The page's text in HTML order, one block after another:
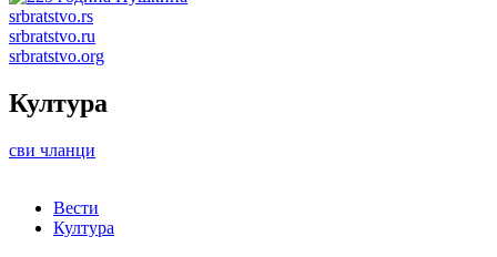
srbratstvo.rs
srbratstvo.ru
srbratstvo.org
Култура
сви чланци
Вести
Култура